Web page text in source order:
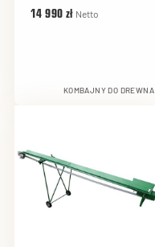
14 990 zł Netto
KOMBAJNY DO DREWNA